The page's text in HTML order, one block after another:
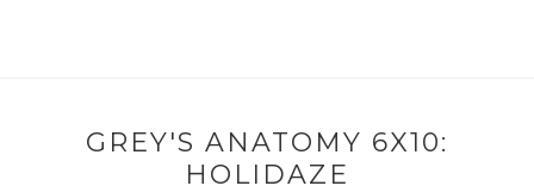
GREY'S ANATOMY 6X10:
HOLIDAZE